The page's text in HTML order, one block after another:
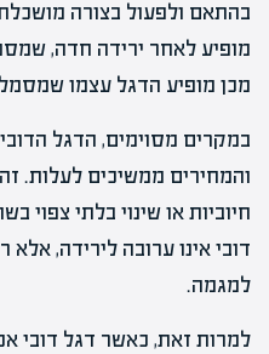
בהתאם ולפעול בצורה
מופיע לאחר ירידה חדה,
מכן מופיע הדגל עצמו
במקרים מסוימים, הדגל
והמחירים ממשיכים לעלות.
חיוביות או שינוי בלתי צפוי
דובי אינו ערובה לירידה,
למגמה.
למרות זאת, כאשר דגל דובי